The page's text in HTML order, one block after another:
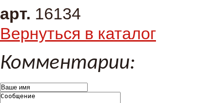
арт. 16134
Вернуться в каталог
Комментарии: